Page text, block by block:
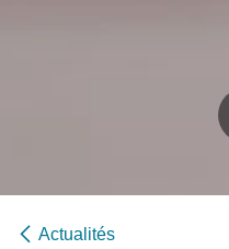
Actualités